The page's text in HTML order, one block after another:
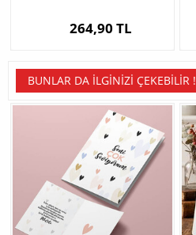
264,90 TL
BUNLAR DA İLGINIZI ÇEKEBILIR !